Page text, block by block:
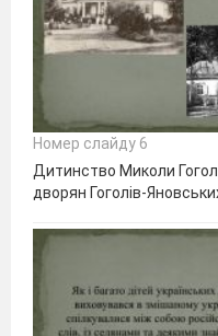
Номер слайду 6
Дитинство Миколи
дворян Гоголів-